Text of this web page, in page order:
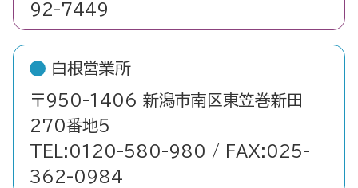
92-7449
白根営業所
〒950-1406 新潟市南区東笠巻新田
270番地5
TEL:0120-580-980 / FAX:025-
362-0984